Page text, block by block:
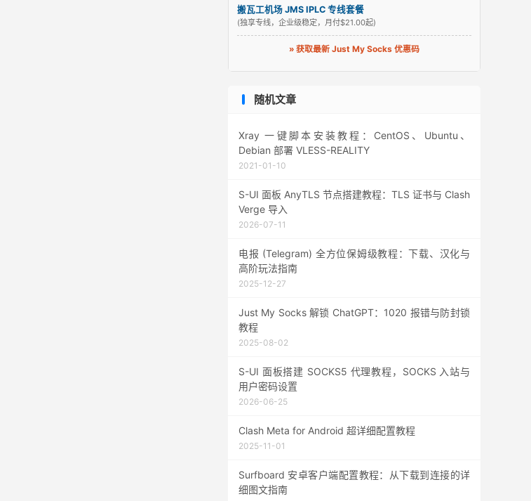
搬瓦工机场 JMS IPLC 专线套餐
(独享专线，企业级稳定，月付$21.00起)
» 获取最新 Just My Socks 优惠码
随机文章
Xray 一键脚本安装教程：CentOS、Ubuntu、
Debian 部署 VLESS-REALITY
2021-01-10
S-UI 面板 AnyTLS 节点搭建教程：TLS 证书与 Clash
Verge 导入
2026-07-11
电报 (Telegram) 全方位保姆级教程：下载、汉化与
高阶玩法指南
2025-12-27
Just My Socks 解锁 ChatGPT：1020 报错与防封锁
教程
2025-08-02
S-UI 面板搭建 SOCKS5 代理教程，SOCKS 入站与
用户密码设置
2026-06-25
Clash Meta for Android 超详细配置教程
2025-11-01
Surfboard 安卓客户端配置教程：从下载到连接的详
细图文指南